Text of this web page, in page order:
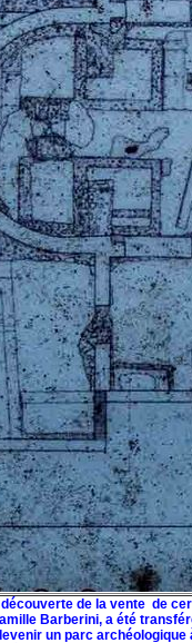
de la vente de
Barberini, a été
un parc